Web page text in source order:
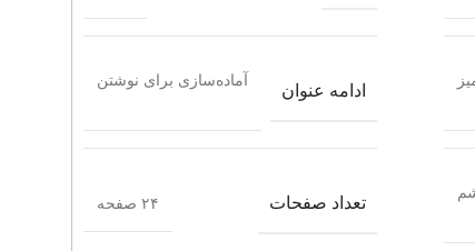
ادامه عنوان
آماده‌سازی برای نوشتن
تعداد صفحات ۲۴ صفحه